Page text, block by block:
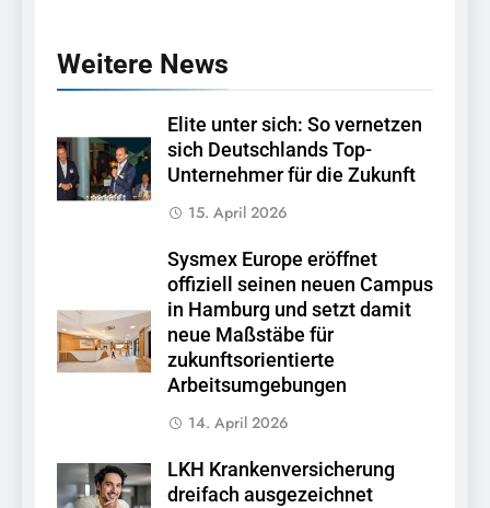
Weitere News
Elite unter sich: So vernetzen
sich Deutschlands Top-
Unternehmer für die Zukunft
15. April 2026
Sysmex Europe eröffnet
offiziell seinen neuen Campus
in Hamburg und setzt damit
neue Maßstäbe für
zukunftsorientierte
Arbeitsumgebungen
14. April 2026
LKH Krankenversicherung
dreifach ausgezeichnet